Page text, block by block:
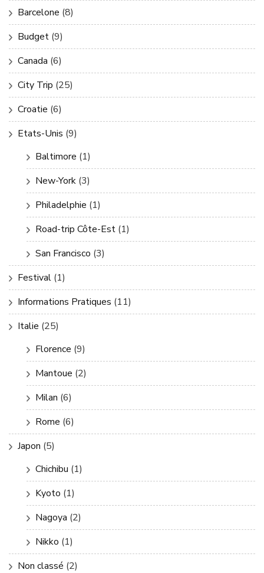
Barcelone (8)
Budget (9)
Canada (6)
City Trip (25)
Croatie (6)
Etats-Unis (9)
Baltimore (1)
New-York (3)
Philadelphie (1)
Road-trip Côte-Est (1)
San Francisco (3)
Festival (1)
Informations Pratiques (11)
Italie (25)
Florence (9)
Mantoue (2)
Milan (6)
Rome (6)
Japon (5)
Chichibu (1)
Kyoto (1)
Nagoya (2)
Nikko (1)
Non classé (2)